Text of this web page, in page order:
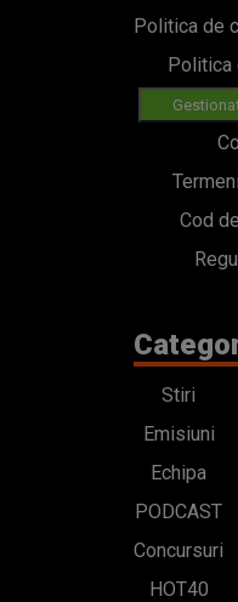
Politica de
Politica
Cod
Stiri
Emisiuni
Echipa
PODCAST
Concursuri
HOT40